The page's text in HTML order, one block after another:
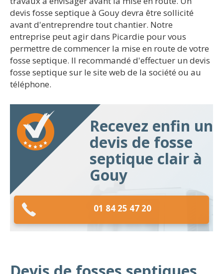
devis fosse septique à Gouy devra être sollicité
avant d'entreprendre tout chantier. Notre
entreprise peut agir dans Picardie pour vous
permettre de commencer la mise en route de votre
fosse septique. Il recommandé d'effectuer un devis
fosse septique sur le site web de la société ou au
téléphone.
Recevez enfin un
devis de fosse
septique clair à
Gouy
01 84 25 47 20